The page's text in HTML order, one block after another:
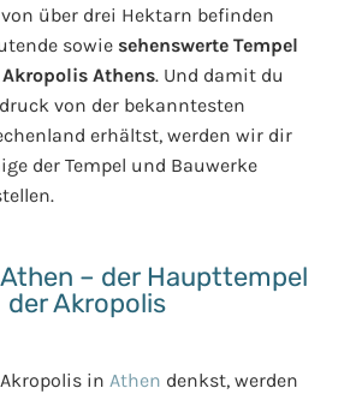
über drei Hektarn befinden
sowie sehenswerte Tempel
Athens. Und damit du
von der bekanntesten
erhältst, werden wir dir
der Tempel und Bauwerke
– der Haupttempel
der Akropolis
in Athen denkst, werden